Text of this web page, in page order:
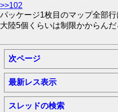
>>102
パッケージ1枚目のマップ全部
大陸5個くらいは制限かからんだ
次ページ
最新レス表示
スレッドの検索